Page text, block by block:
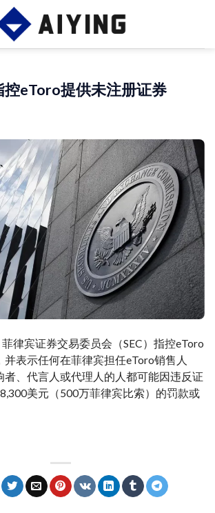
控eToro提供未注册证券
律宾证券交易委员会（SEC）指控eToro
表示任何在菲律宾担任eToro销售人
者、代言人或代理人的人都可能因违反证
美元（500万菲律宾比索）的罚款或